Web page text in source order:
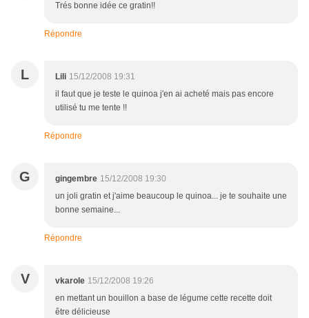
Trés bonne idée ce gratin!!
Répondre
L Lili 15/12/2008 19:31
il faut que je teste le quinoa j'en ai acheté mais pas encore
utilisé tu me tente !!
Répondre
G gingembre 15/12/2008 19:30
un joli gratin et j'aime beaucoup le quinoa... je te souhaite une
bonne semaine...
Répondre
V vkarole 15/12/2008 19:26
en mettant un bouillon a base de légume cette recette doit
être délicieuse